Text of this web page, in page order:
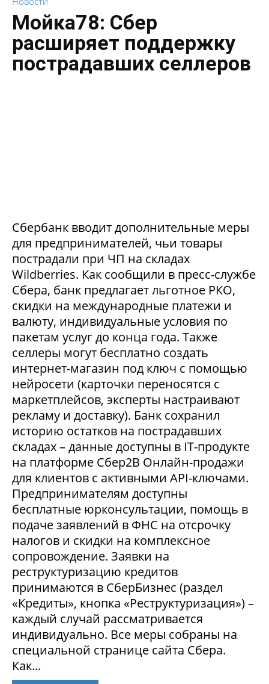
Мойка78: Сбер
расширяет поддержку
пострадавших селлеров
Сбербанк вводит дополнительные меры
для предпринимателей, чьи товары
пострадали при ЧП на складах
Wildberries. Как сообщили в пресс-службе
Сбера, банк предлагает льготное РКО,
скидки на международные платежи и
валюту, индивидуальные условия по
пакетам услуг до конца года. Также
селлеры могут бесплатно создать
интернет-магазин под ключ с помощью
нейросети (карточки переносятся с
маркетплейсов, эксперты настраивают
рекламу и доставку). Банк сохранил
историю остатков на пострадавших
складах – данные доступны в IT-продукте
на платформе Сбер2В Онлайн-продажи
для клиентов с активными API-ключами.
Предпринимателям доступны
бесплатные юрконсультации, помощь в
подаче заявлений в ФНС на отсрочку
налогов и скидки на комплексное
сопровождение. Заявки на
реструктуризацию кредитов
принимаются в СберБизнес (раздел
«Кредиты», кнопка «Реструктуризация») –
каждый случай рассматривается
индивидуально. Все меры собраны на
специальной странице сайта Сбера.
Как...